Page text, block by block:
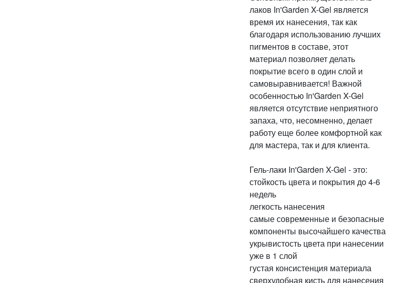
лаков In'Garden X-Gel является
время их нанесения, так как
благодаря использованию лучших
пигментов в составе, этот
материал позволяет делать
покрытие всего в один слой и
самовыравнивается! Важной
особенностью In'Garden X-Gel
является отсутствие неприятного
запаха, что, несомненно, делает
работу еще более комфортной как
для мастера, так и для клиента.
Гель-лаки In'Garden X-Gel - это:
стойкость цвета и покрытия до 4-6
недель
легкость нанесения
самые современные и безопасные
компоненты высочайшего качества
укрывистость цвета при нанесении
уже в 1 слой
густая консистенция материала
сверхудобная кисть для нанесения